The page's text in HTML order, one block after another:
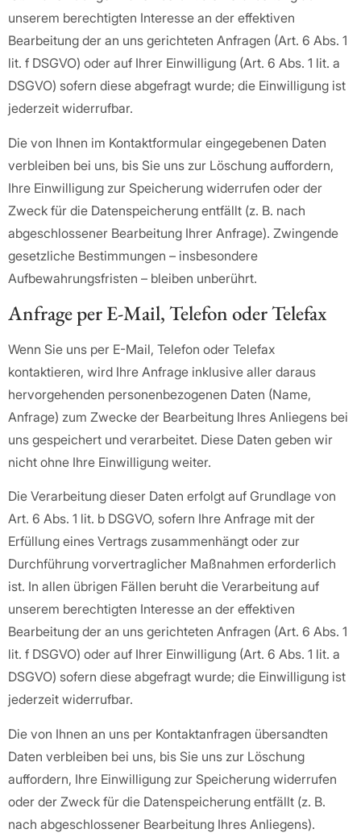
unserem berechtigten Interesse an der effektiven
Bearbeitung der an uns gerichteten Anfragen (Art. 6 Abs. 1
lit. f DSGVO) oder auf Ihrer Einwilligung (Art. 6 Abs. 1 lit. a
DSGVO) sofern diese abgefragt wurde; die Einwilligung ist
jederzeit widerrufbar.
Die von Ihnen im Kontaktformular eingegebenen Daten
verbleiben bei uns, bis Sie uns zur Löschung auffordern,
Ihre Einwilligung zur Speicherung widerrufen oder der
Zweck für die Datenspeicherung entfällt (z. B. nach
abgeschlossener Bearbeitung Ihrer Anfrage). Zwingende
gesetzliche Bestimmungen – insbesondere
Aufbewahrungsfristen – bleiben unberührt.
Anfrage per E-Mail, Telefon oder Telefax
Wenn Sie uns per E-Mail, Telefon oder Telefax
kontaktieren, wird Ihre Anfrage inklusive aller daraus
hervorgehenden personenbezogenen Daten (Name,
Anfrage) zum Zwecke der Bearbeitung Ihres Anliegens bei
uns gespeichert und verarbeitet. Diese Daten geben wir
nicht ohne Ihre Einwilligung weiter.
Die Verarbeitung dieser Daten erfolgt auf Grundlage von
Art. 6 Abs. 1 lit. b DSGVO, sofern Ihre Anfrage mit der
Erfüllung eines Vertrags zusammenhängt oder zur
Durchführung vorvertraglicher Maßnahmen erforderlich
ist. In allen übrigen Fällen beruht die Verarbeitung auf
unserem berechtigten Interesse an der effektiven
Bearbeitung der an uns gerichteten Anfragen (Art. 6 Abs. 1
lit. f DSGVO) oder auf Ihrer Einwilligung (Art. 6 Abs. 1 lit. a
DSGVO) sofern diese abgefragt wurde; die Einwilligung ist
jederzeit widerrufbar.
Die von Ihnen an uns per Kontaktanfragen übersandten
Daten verbleiben bei uns, bis Sie uns zur Löschung
auffordern, Ihre Einwilligung zur Speicherung widerrufen
oder der Zweck für die Datenspeicherung entfällt (z. B.
nach abgeschlossener Bearbeitung Ihres Anliegens).